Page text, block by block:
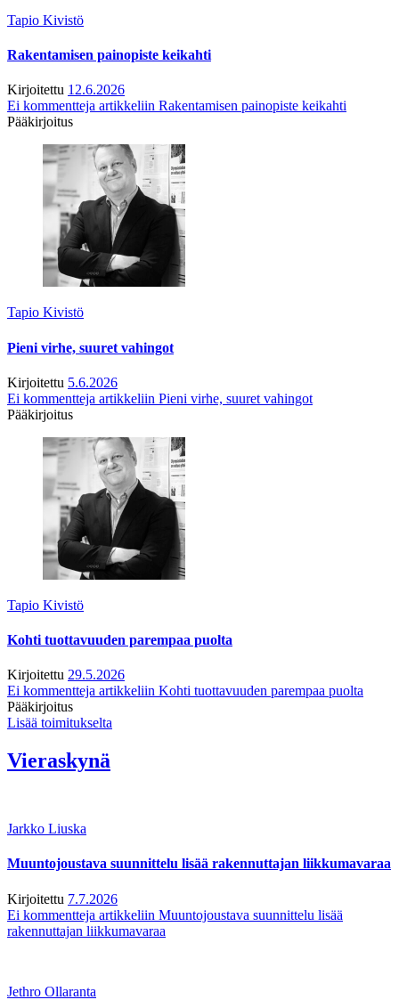
Tapio Kivistö
Rakentamisen painopiste keikahti
Kirjoitettu 12.6.2026
Ei kommentteja artikkeliin Rakentamisen painopiste keikahti
Pääkirjoitus
Tapio Kivistö
Pieni virhe, suuret vahingot
Kirjoitettu 5.6.2026
Ei kommentteja artikkeliin Pieni virhe, suuret vahingot
Pääkirjoitus
Tapio Kivistö
Kohti tuottavuuden parempaa puolta
Kirjoitettu 29.5.2026
Ei kommentteja artikkeliin Kohti tuottavuuden parempaa puolta
Pääkirjoitus
Lisää toimitukselta
Vieraskynä
Jarkko Liuska
Muuntojoustava suunnittelu lisää rakennuttajan liikkumavaraa
Kirjoitettu 7.7.2026
Ei kommentteja artikkeliin Muuntojoustava suunnittelu lisää
rakennuttajan liikkumavaraa
Jethro Ollaranta